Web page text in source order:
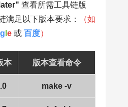
查看所需工具链版
满足以下版本要求：
（如
g e 或 百度）
本 版本查看命令
make -v